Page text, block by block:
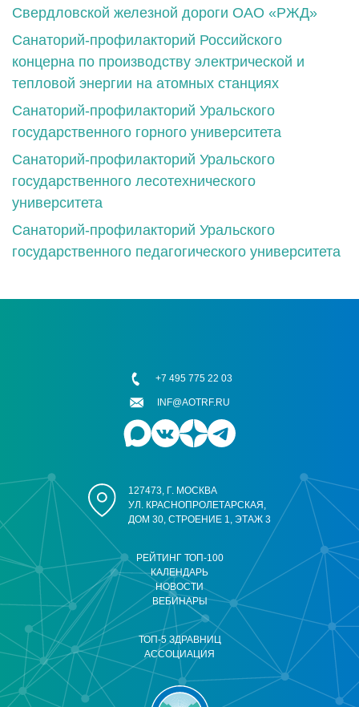
Свердловской железной дороги ОАО «РЖД»
Санаторий-профилакторий Российского
концерна по производству электрической и
тепловой энергии на атомных станциях
Санаторий-профилакторий Уральского
государственного горного университета
Санаторий-профилакторий Уральского
государственного лесотехнического
университета
Санаторий-профилакторий Уральского
государственного педагогического университета
РЕЙТИНГ ТОП-100
КАЛЕНДАРЬ
НОВОСТИ
ВЕБИНАРЫ
ТОП-5 ЗДРАВНИЦ
АССОЦИАЦИЯ
127473, Г. МОСКВА
УЛ. КРАСНОПРОЛЕТАРСКАЯ,
ДОМ 30, СТРОЕНИЕ 1, ЭТАЖ 3
+7 495 775 22 03
INF@AOTRF.RU